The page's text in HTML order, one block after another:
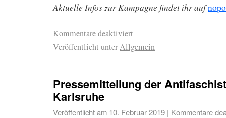
Aktuelle Infos zur Kampagne findet ihr auf
Kommentare deaktiviert
Veröffentlicht unterAllgemein
Pressemitteilung der
Karlsruhe
Veröffentlicht am 10. Februar 2019 | Kommentare